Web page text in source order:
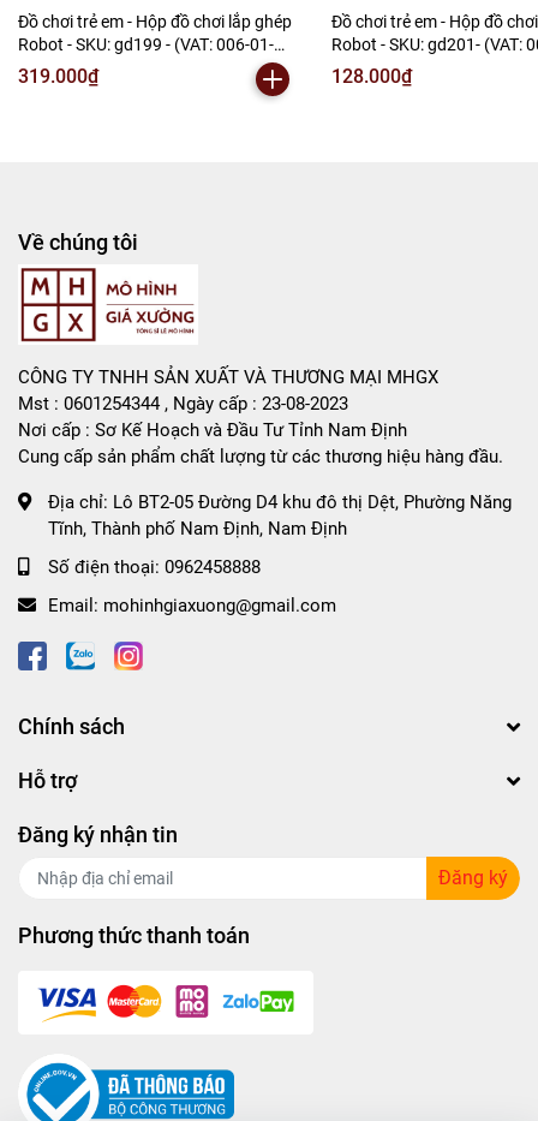
Đồ chơi trẻ em - Hộp đồ chơi lắp ghép
Robot - SKU: gd199 - (VAT: 006-01-
240) - N2-F1-S12
319.000₫
Đồ chơi trẻ em - Hộp đồ
Robot - SKU: gd201- (VAT:
- N2-E1-S2
128.000₫
Về chúng tôi
CÔNG TY TNHH SẢN XUẤT VÀ THƯƠNG MẠI MHGX
Mst : 0601254344 , Ngày cấp : 23-08-2023
Nơi cấp : Sơ Kế Hoạch và Đầu Tư Tỉnh Nam Định
Cung cấp sản phẩm chất lượng từ các thương hiệu hàng đầu.
Địa chỉ: Lô BT2-05 Đường D4 khu đô thị Dệt, Phường Năng
Tĩnh, Thành phố Nam Định, Nam Định
Số điện thoại: 0962458888
Email: mohinhgiaxuong@gmail.com
Chính sách
Hỗ trợ
Đăng ký nhận tin
Đăng ký
Phương thức thanh toán